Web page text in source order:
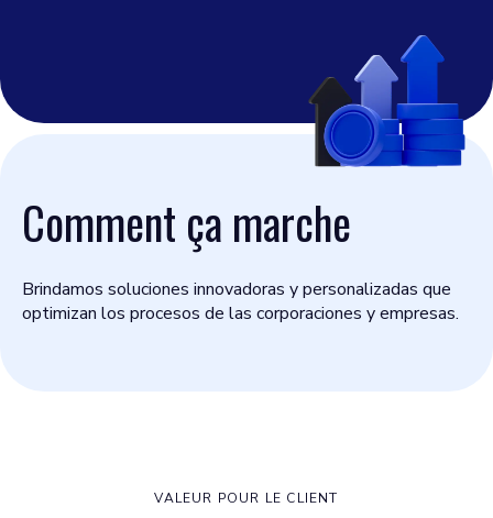
Comment ça marche
Brindamos soluciones innovadoras y personalizadas que
optimizan los procesos de las corporaciones y empresas.
VALEUR POUR LE CLIENT